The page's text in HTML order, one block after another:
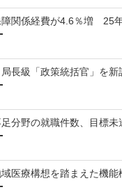
障関係経費が4.6％増 25
局長級「政策統括官」を
分野の就職件数、目標未
医療構想を踏まえた機能